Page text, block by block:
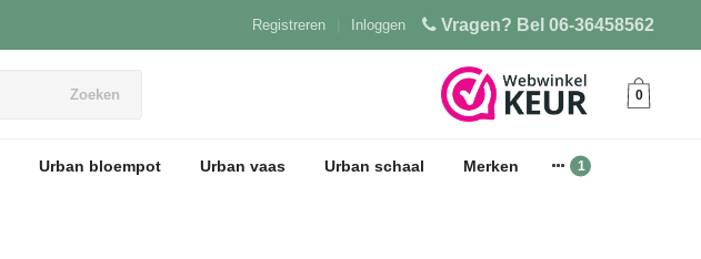
Vragen? Bel 06-36458562
Inloggen
Registreren
Zoeken 0
Urban bloempot Urban vaas Urban schaal Merken